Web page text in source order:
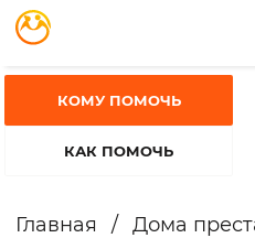
КОМУ ПОМОЧЬ
КАК ПОМОЧЬ
Главная / Дома